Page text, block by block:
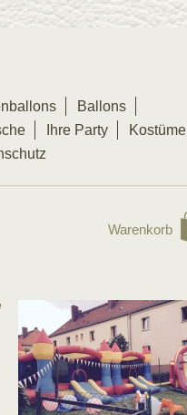
Ballons
Ihre Party
Kostüme
Warenkorb